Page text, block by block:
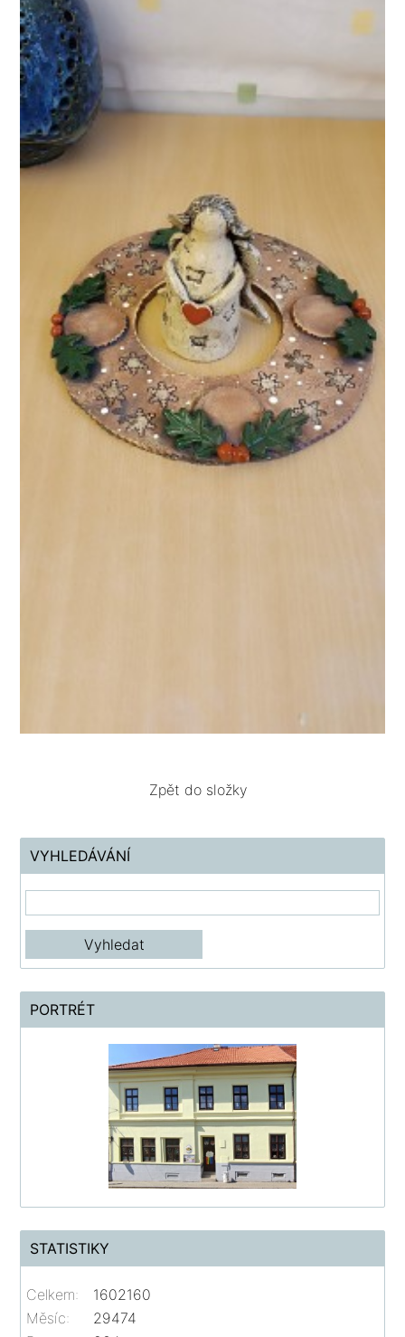
Zpět do složky
VYHLEDÁVÁNÍ
PORTRÉT
STATISTIKY
Celkem:
1602160
Měsíc:
29474